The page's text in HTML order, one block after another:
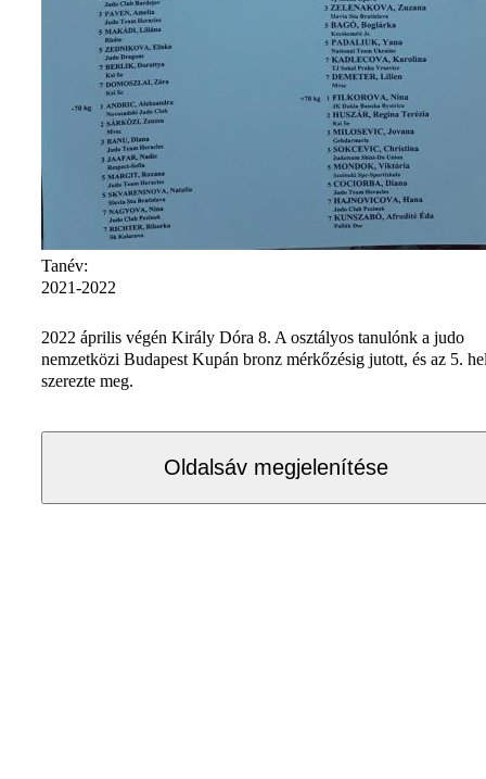
Tanév:
2021-2022
2022 április végén Király Dóra 8. A osztályos tanulónk a judo
nemzetközi Budapest Kupán bronz mérkőzésig jutott, és az 5.
szerezte meg.
Oldalsáv megjelenítése